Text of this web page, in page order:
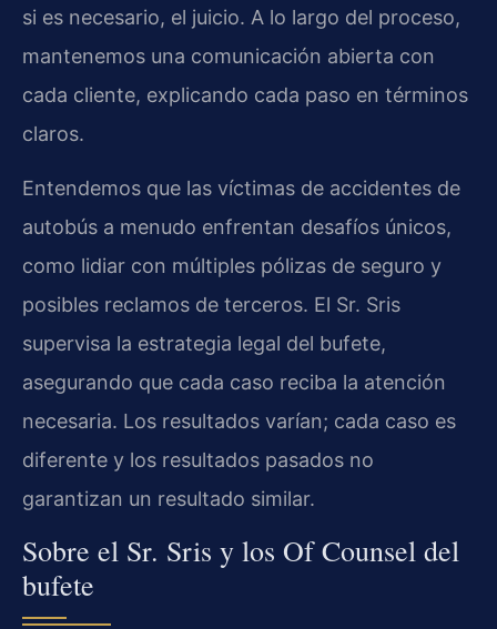
si es necesario, el juicio. A lo largo del proceso,
mantenemos una comunicación abierta con
cada cliente, explicando cada paso en términos
claros.
Entendemos que las víctimas de accidentes de
autobús a menudo enfrentan desafíos únicos,
como lidiar con múltiples pólizas de seguro y
posibles reclamos de terceros. El Sr. Sris
supervisa la estrategia legal del bufete,
asegurando que cada caso reciba la atención
necesaria. Los resultados varían; cada caso es
diferente y los resultados pasados no
garantizan un resultado similar.
Sobre el Sr. Sris y los Of Counsel del
bufete